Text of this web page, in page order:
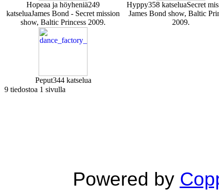
Hopeaa ja höyheniä249
katseluaJames Bond - Secret mission
show, Baltic Princess 2009.
Hyppy358 katseluaSecret
James Bond show, Baltic
2009.
Peput344 katselua
9 tiedostoa 1 sivulla
Powered by